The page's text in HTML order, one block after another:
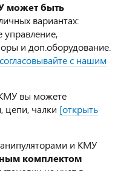
может быть
вариантах:
управление,
и доп.оборудование.
с нашим
вы можете
цепи, чалки [открыть
и КМУ
комплектом